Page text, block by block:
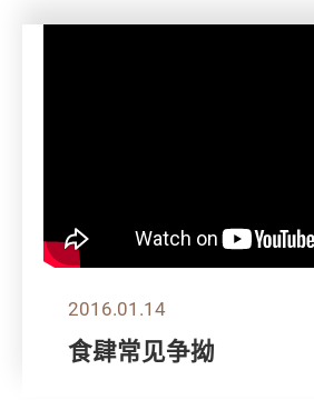
2016.01.14
食肆常见争拗